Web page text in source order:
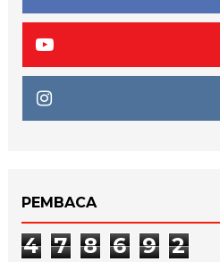
PEMBACA
4 7 8 6 9 2